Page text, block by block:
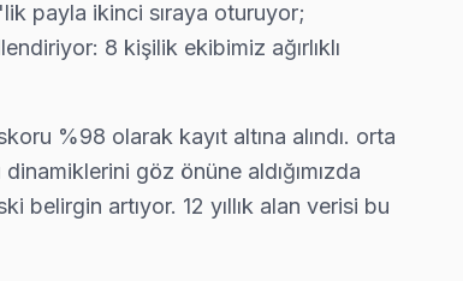
değil, konektör sorununu çözüyoruz.
içinde kapınızda.
payla ikinci sıraya oturuyor;
8 kişilik ekibimiz ağırlıklı
%98 olarak kayıt altına alındı. orta
göz önüne aldığımızda
belirgin artıyor. 12 yıllık alan verisi bu